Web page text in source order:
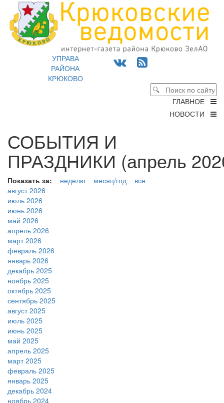
УПРАВА
РАЙОНА
КРЮКОВО
ГЛАВНОЕ
НОВОСТИ
СОБЫТИЯ И
ПРАЗДНИКИ (апрель
Показать за: неделю месяц/год
все
август 2026
июль 2026
июнь 2026
май 2026
апрель 2026
март 2026
февраль 2026
январь 2026
декабрь 2025
ноябрь 2025
октябрь 2025
сентябрь 2025
август 2025
июль 2025
июнь 2025
май 2025
апрель 2025
март 2025
февраль 2025
январь 2025
декабрь 2024
ноябрь 2024